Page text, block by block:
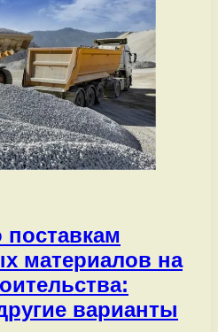
материалов на
варианты